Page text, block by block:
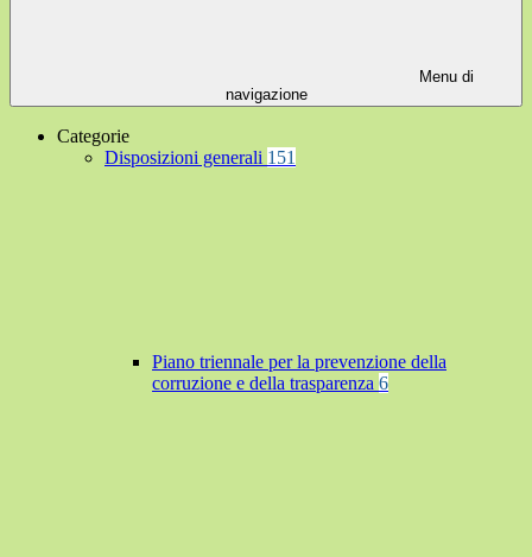
Menu di
navigazione
Categorie
Disposizioni generali 151
Piano triennale per la prevenzione della
corruzione e della trasparenza 6